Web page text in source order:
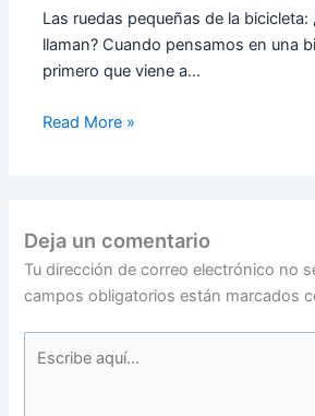
Las ruedas pequeñas de la bicicleta:
llaman? Cuando pensamos en una
primero que viene a…
Read More »
Deja un comentario
Tu dirección de correo electrónico no
campos obligatorios están marcados